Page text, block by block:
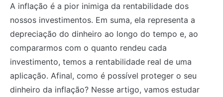
A inflação é a pior inimiga da rentabilidade dos
nossos investimentos. Em suma, ela representa a
depreciação do dinheiro ao longo do tempo e, ao
compararmos com o quanto rendeu cada
investimento, temos a rentabilidade real de uma
aplicação. Afinal, como é possível proteger o seu
dinheiro da inflação? Nesse artigo, vamos estudar